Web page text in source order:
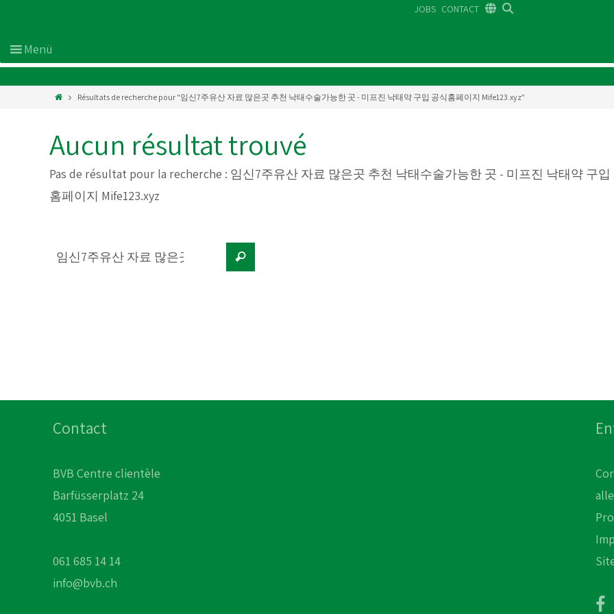
JOBS CONTACT
Résultats de recherche pour "임신7주유산 자료 많은곳 추천 낙태수술가능한 곳 - 미프진 낙태약 구입 공식홈페이지 Mife123.xyz"
Aucun résultat trouvé
Pas de résultat pour la recherche : 임신7주유산 자료 많은곳 추천 낙태수술가능한 곳 - 미프진 낙태약 구입
홈페이지 Mife123.xyz
Contact
BVB Centre clientèle
Barfüsserplatz 24
4051 Basel
061 685 14 14
info@bvb.ch